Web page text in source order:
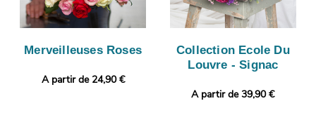
Merveilleuses Roses
A partir de 24,90 €
Collection Ecole Du
Louvre - Signac
A partir de 39,90 €